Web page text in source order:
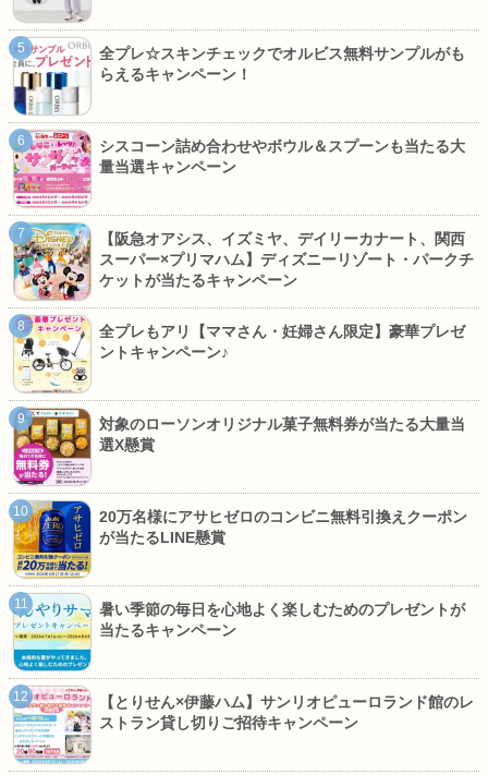
全プレ☆スキンチェックでオルビス無料サンプルがも
らえるキャンペーン！
シスコーン詰め合わせやボウル＆スプーンも当たる大
量当選キャンペーン
【阪急オアシス、イズミヤ、デイリーカナート、関西
スーパー×プリマハム】ディズニーリゾート・パークチ
ケットが当たるキャンペーン
全プレもアリ【ママさん・妊婦さん限定】豪華プレゼ
ントキャンペーン♪
対象のローソンオリジナル菓子無料券が当たる大量当
選X懸賞
20万名様にアサヒゼロのコンビニ無料引換えクーポン
が当たるLINE懸賞
暑い季節の毎日を心地よく楽しむためのプレゼントが
当たるキャンペーン
【とりせん×伊藤ハム】サンリオピューロランド館のレ
ストラン貸し切りご招待キャンペーン